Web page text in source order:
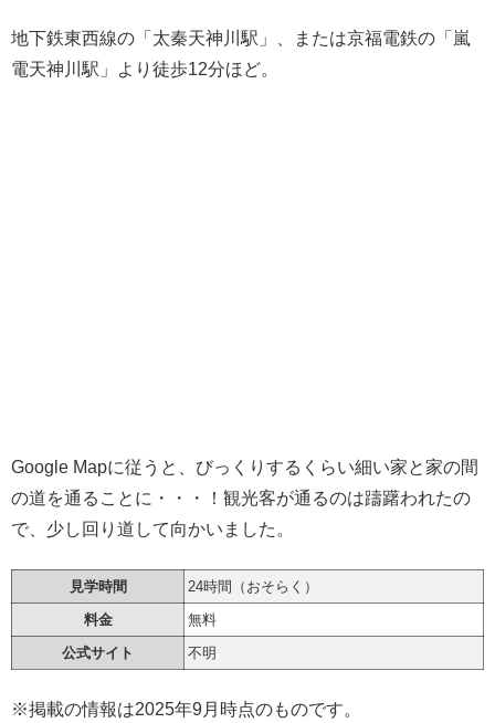
地下鉄東西線の「太秦天神川駅」、または京福電鉄の「嵐
電天神川駅」より徒歩12分ほど。
Google Mapに従うと、びっくりするくらい細い家と家の間
の道を通ることに・・・！観光客が通るのは躊躇われたの
で、少し回り道して向かいました。
見学時間
24時間（おそらく）
料金
無料
公式サイト
不明
※掲載の情報は2025年9月時点のものです。